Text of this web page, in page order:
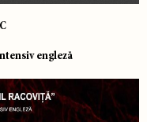
engleză